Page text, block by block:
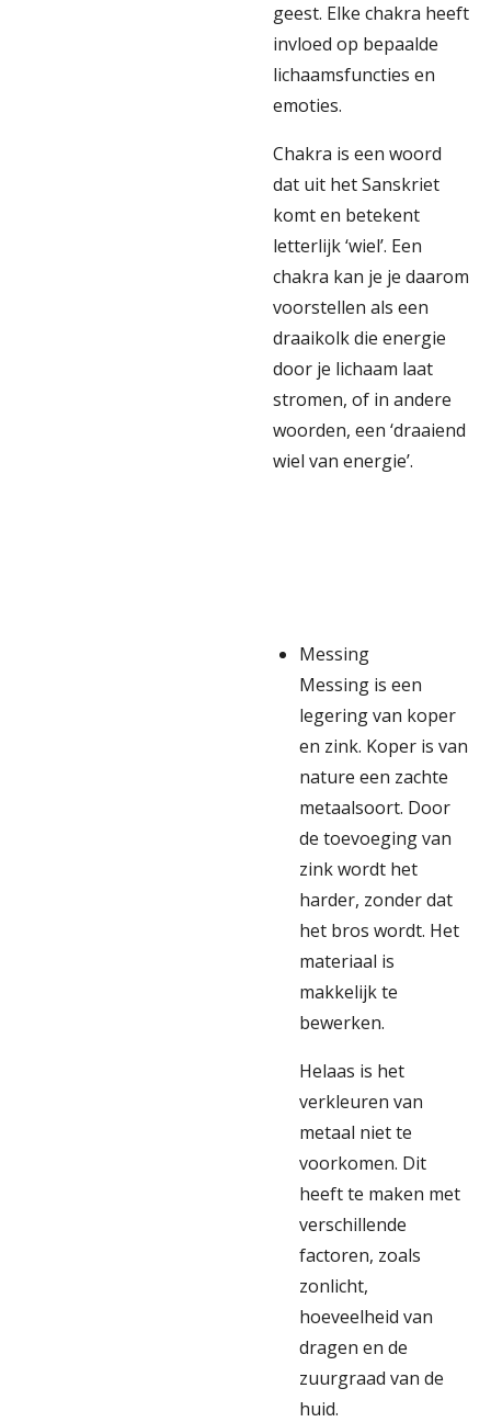
geest. Elke chakra heeft
invloed op bepaalde
lichaamsfuncties en
emoties.
Chakra is een woord
dat uit het Sanskriet
komt en betekent
letterlijk ‘wiel’. Een
chakra kan je je daarom
voorstellen als een
draaikolk die energie
door je lichaam laat
stromen, of in andere
woorden, een ‘draaiend
wiel van energie’.
Messing
Messing is een
legering van koper
en zink. Koper is van
nature een zachte
metaalsoort. Door
de toevoeging van
zink wordt het
harder, zonder dat
het bros wordt. Het
materiaal is
makkelijk te
bewerken.
Helaas is het
verkleuren van
metaal niet te
voorkomen. Dit
heeft te maken met
verschillende
factoren, zoals
zonlicht,
hoeveelheid van
dragen en de
zuurgraad van de
huid.